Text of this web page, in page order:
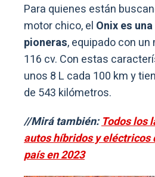
Para quienes están
motor chico, el Onix es
pioneras, equipado con un
116 cv. Con estas
unos 8 L cada 100 km y
de 543 kilómetros.
//Mirá también:Todos los
autos híbridos y eléctricos
país en 2023